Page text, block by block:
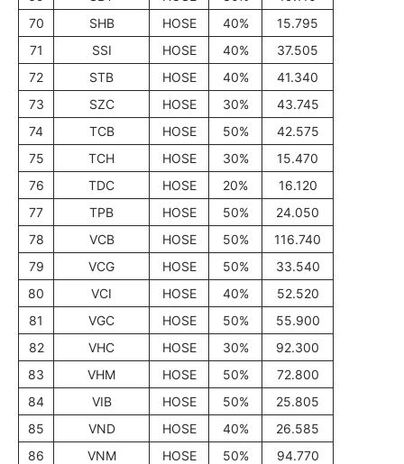
70
SHB HOSE 40%
15.795
71
SSI HOSE 40%
37.505
72
STB HOSE 40%
41.340
73
SZC HOSE 30%
43.745
74
TCB HOSE 50%
42.575
75
TCH HOSE 30%
15.470
76
TDC HOSE 20%
16.120
77
TPB HOSE 50%
24.050
78
VCB HOSE 50%
116.740
79
VCG HOSE 50%
33.540
80
VCI HOSE 40%
52.520
81
VGC HOSE 50%
55.900
82
VHC HOSE 30%
92.300
83
VHM HOSE 50%
72.800
84
VIB HOSE 50%
25.805
85
VND HOSE 40%
26.585
86
VNM HOSE 50%
94.770